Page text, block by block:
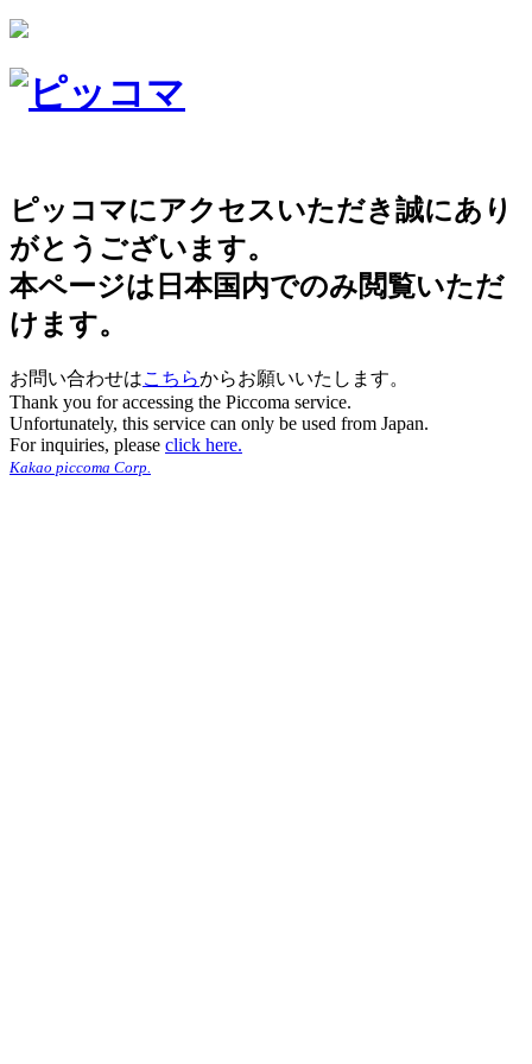
ピッコマにアクセスいただき誠にあり
がとうございます。
本ページは日本国内でのみ閲覧いただ
けます。
お問い合わせはこちらからお願いいたします。
Thank you for accessing the Piccoma service.
Unfortunately, this service can only be used from Japan.
For inquiries, please click here.
Kakao piccoma Corp.